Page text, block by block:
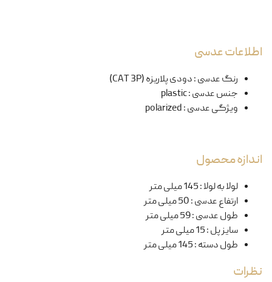
اطلاعات عدسی
رنگ عدسی:دودی پلاریزه (CAT 3P)
جنس عدسی:
plastic
ویژگی عدسی:
polarized
اندازه محصول
لولا به لولا:145 میلی متر
ارتفاع عدسی:50 میلی متر
طول عدسی:59 میلی متر
سایز پل:15 میلی متر
طول دسته:145 میلی متر
نظرات